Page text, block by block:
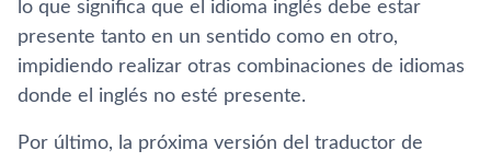
lo que significa que el idioma inglés debe estar
presente tanto en un sentido como en otro,
impidiendo realizar otras combinaciones de idiomas
donde el inglés no esté presente.
Por último, la próxima versión del traductor de